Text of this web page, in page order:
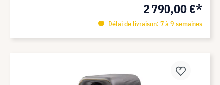
2 790,00 €*
Délai de livraison: 7 à 9 semaines